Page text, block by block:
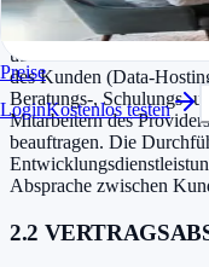
In Minuten startklar
Kostenlos testen
Preise
LoginKostenlos testen
Gegenstand des
Providers im Software-
über das Internet und die
des Kunden (Data-
Beratungs-, Schulungs-
Mitarbeitern des
beauftragen. Die
Absprache zwischen
2.2